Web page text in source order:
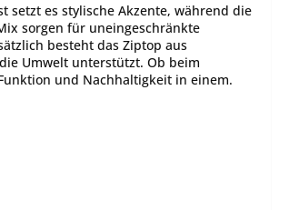
setzt es stylische Akzente, während die
sorgen für uneingeschränkte
besteht das Ziptop aus
Umwelt unterstützt. Ob beim
und Nachhaltigkeit in einem.